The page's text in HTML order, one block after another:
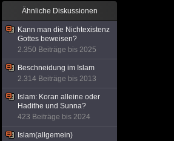
Ähnliche Diskussionen
Kann man die Nichtexistenz
Gottes beweisen?
2.350 Beiträge bis 2025
Beschneidung im Islam
2.314 Beiträge bis 2013
Islam: Koran alleine oder
Hadithe und Sunna?
423 Beiträge bis 2024
Islam(allgemein)